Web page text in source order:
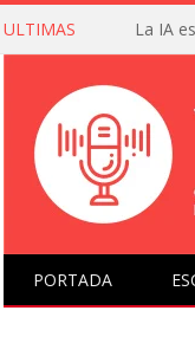
ULTIMAS
PORTADA